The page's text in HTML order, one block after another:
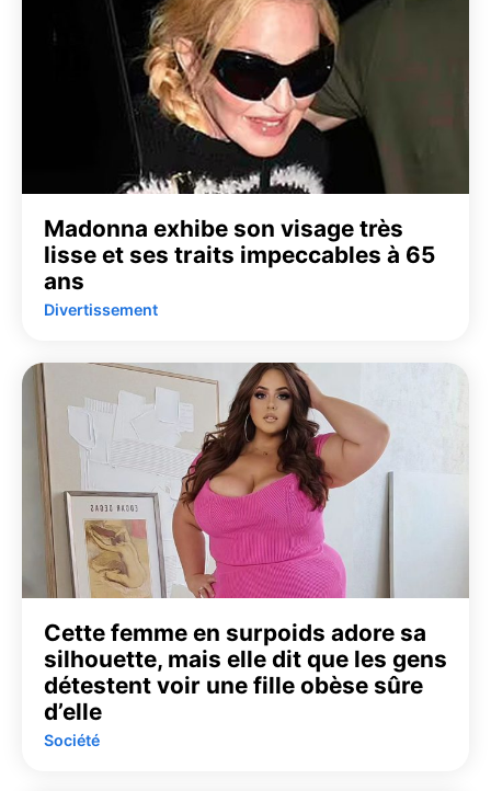
Madonna exhibe son visage très
lisse et ses traits impeccables à 65
ans
Divertissement
Cette femme en surpoids adore sa
silhouette, mais elle dit que les gens
détestent voir une fille obèse sûre
d’elle
Société